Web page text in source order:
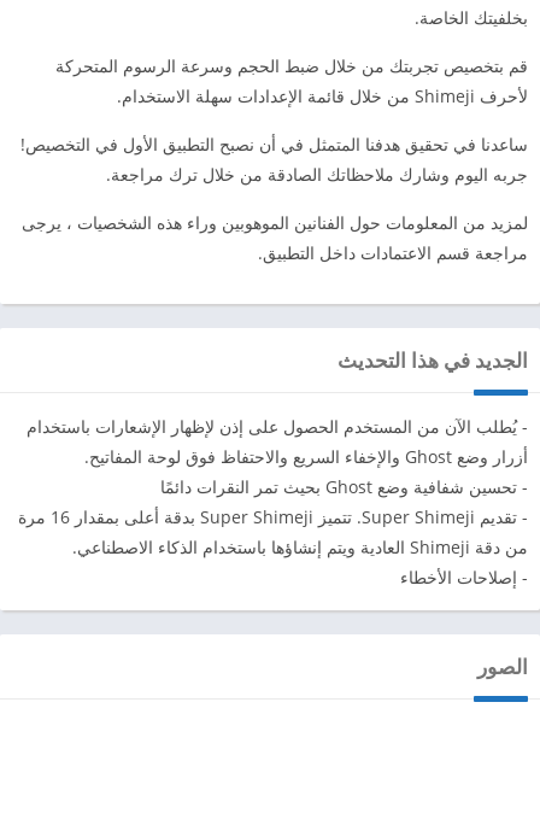
بخلفيتك الخاصة.
قم بتخصيص تجربتك من خلال ضبط الحجم وسرعة الرسوم المتحركة
لأحرف Shimeji من خلال قائمة الإعدادات سهلة الاستخدام.
ساعدنا في تحقيق هدفنا المتمثل في أن نصبح التطبيق الأول في التخصيص!
جربه اليوم وشارك ملاحظاتك الصادقة من خلال ترك مراجعة.
لمزيد من المعلومات حول الفنانين الموهوبين وراء هذه الشخصيات ، يرجى
مراجعة قسم الاعتمادات داخل التطبيق.
الجديد في هذا التحديث
- يُطلب الآن من المستخدم الحصول على إذن لإظهار الإشعارات باستخدام
أزرار وضع Ghost والإخفاء السريع والاحتفاظ فوق لوحة المفاتيح.
- تحسين شفافية وضع Ghost بحيث تمر النقرات دائمًا
- تقديم Super Shimeji. تتميز Super Shimeji بدقة أعلى بمقدار 16 مرة
من دقة Shimeji العادية ويتم إنشاؤها باستخدام الذكاء الاصطناعي.
- إصلاحات الأخطاء
الصور